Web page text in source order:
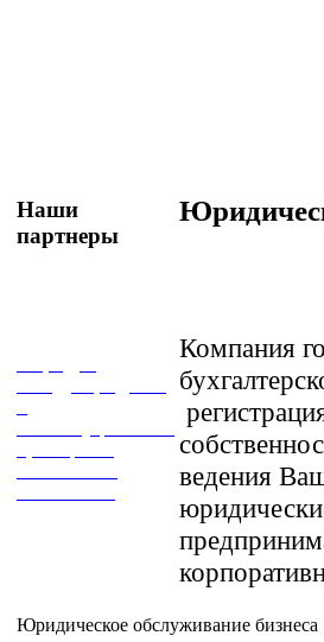
Наши
партнеры
Компания
ведения
Юридическое обслуживание бизнеса